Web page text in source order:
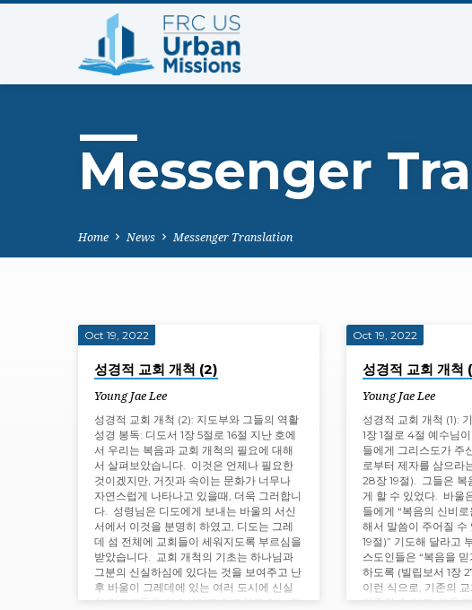
Messenger
Home News Messenger Translation
Messenger
Translation
Oct 19, 2022
성경적 교회 개척 (2)
Young Jae Lee
성경적 교회 개척 (2): 지도부와 그들의 역활
성경 봉독: 디도서 1장 5절로 16절 지난 호에
서 우리는 복음과 교회 개척의 필요에 대해
서 살펴보았습니다. 이것은 언제나 필요한
것이겠지만, 거짓과 속이는 문화가 너무나
자연스럽게 나타나고 있을때, 더욱 그러합니
다. 성령님은 디도에게 보내는 바울의 서신
서에서 이것을 분명히 하였고, 디도는 그레
데 섬 전체에 교회들이 세워지도록 부르심을
받았습니다. 교회 개척의 기초는 하나님과
그분의 신실하심에 있다는 것을 보여주고 난
후 바울이 그레데에 있는 여러 도시에 신실
한 지도자들을 안수하라고 가르치고 있는 것
Oct 19, 2022
성경적 교회 개척
Young Jae Lee
성경적 교회 개척 (1):
1장 1절로 4절 예수님
들에게 그리스도가 주
로부터 제자를 삼으라
28장 19절). 그들은 복
게 할 수 있었다. 바울
들에게 “복음의 신비
해서 말씀이 주어질
19절)” 기도해 달라고
스도인들은 “복음을
하도록 (빌립보서 1장
이런 식으로, 기존의
집중할 수 있고, 복음